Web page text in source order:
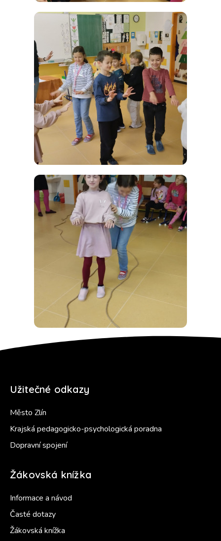
Užitečné odkazy
Město Zlín
Krajská pedagogicko-psychologická poradna
Dopravní spojení
Žákovská knížka
Informace a návod
Časté dotazy
Žákovská knížka